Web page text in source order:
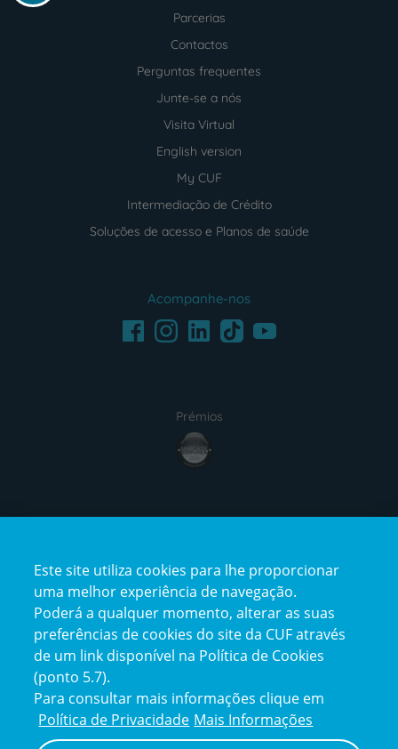
Parcerias
Contactos
Perguntas frequentes
Junte-se a nós
Visita Virtual
English version
My CUF
Intermediação de Crédito
Soluções de acesso e Planos de saúde
Acompanhe-nos
FacebookInstagramLinkedInTikTokYoutube
Prémios
award4
certification2certification3
Reclamações
e
elogios
Este site utiliza cookies para lhe proporcionar
uma melhor experiência de navegação.
Poderá a qualquer momento, alterar as suas
preferências de cookies do site da CUF através
de um link disponível na Política de Cookies
(ponto 5.7).
Para consultar mais informações clique em
Política de Privacidade Mais Informações